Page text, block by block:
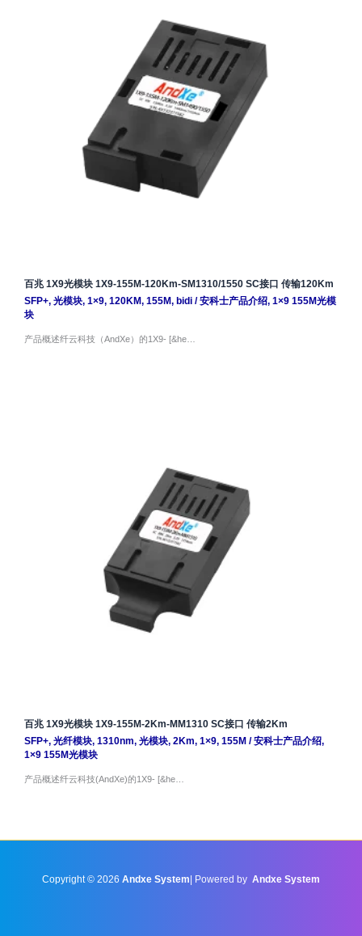
百兆 1X9光模块 1X9-155M-120Km-SM1310/1550 SC接口 传输120Km
SFP+, 光模块, 1×9, 120KM, 155M, bidi/安科士产品介绍, 1×9 155M光模
块
产品概述纤云科技（AndXe）的1X9- [&he…
百兆 1X9光模块 1X9-155M-2Km-MM1310 SC接口 传输2Km
SFP+, 光纤模块, 1310nm, 光模块, 2Km, 1×9, 155M /安科士产品介绍,
1×9 155M光模块
产品概述纤云科技(AndXe)的1X9- [&he…
Copyright © 2026 Andxe System | Powered by Andxe System